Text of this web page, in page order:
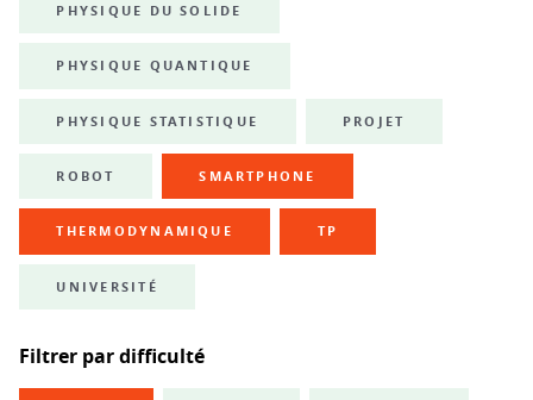
PHYSIQUE DU SOLIDE
PHYSIQUE QUANTIQUE
PHYSIQUE STATISTIQUE PROJET
ROBOT SMARTPHONE
THERMODYNAMIQUE TP
UNIVERSITÉ
Filtrer par difficulté